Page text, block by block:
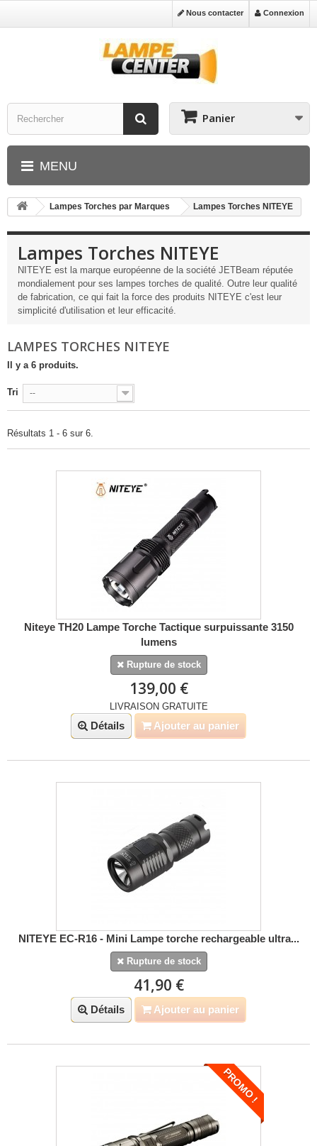
Connexion
Nous contacter
Panier
MENU
Lampes Torches par Marques Lampes Torches NITEYE
Lampes Torches NITEYE
NITEYE est la marque européenne de la société JETBeam réputée
mondialement pour ses lampes torches de qualité. Outre leur qualité
de fabrication, ce qui fait la force des produits NITEYE c'est leur
simplicité d'utilisation et leur efficacité.
LAMPES TORCHES NITEYE
Il y a 6 produits.
Tri --
Résultats 1 - 6 sur 6.
Niteye TH20 Lampe Torche Tactique surpuissante 3150
lumens
Rupture de stock
139,00 €
LIVRAISON GRATUITE
Détails Ajouter au panier
NITEYE EC-R16 - Mini Lampe torche rechargeable ultra...
Rupture de stock
41,90 €
Détails Ajouter au panier
PROMO !